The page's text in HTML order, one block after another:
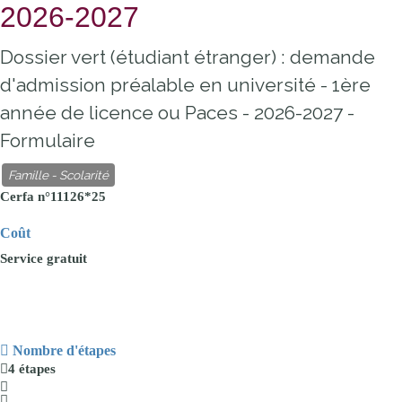
2026-2027
Dossier vert (étudiant étranger) : demande
d'admission préalable en université - 1ère
année de licence ou Paces - 2026-2027 -
Formulaire
Famille - Scolarité
Cerfa n°11126*25
Coût
Service gratuit
Nombre d'étapes
4 étapes